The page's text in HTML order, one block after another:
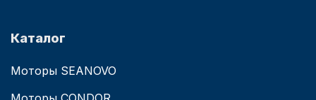
Каталог
Моторы SEANOVO